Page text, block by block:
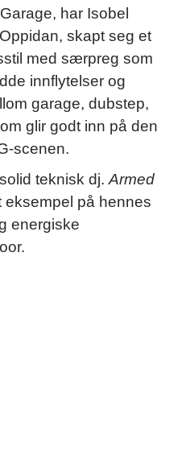
har Isobel
skapt seg et
med særpreg som
innflytelser og
garage, dubstep,
glir godt inn på den
scenen.
teknisk dj. Armed
eksempel på hennes
energiske